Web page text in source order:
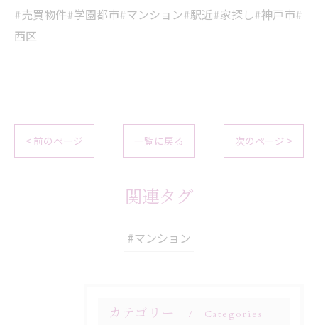
#売買物件#学園都市#マンション#駅近#家探し#神戸市#
西区
< 前のページ 一覧に戻る 次のページ >
関連タグ
#マンション
カテゴリー Categories